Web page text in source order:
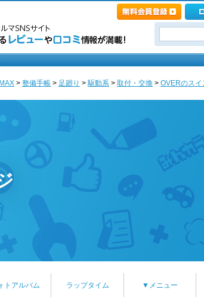
> 整備手帳 > 足廻り >駆動系 > 取付・交換 > OVERのスイ
トアルバム ラップタイム ▼メニュー